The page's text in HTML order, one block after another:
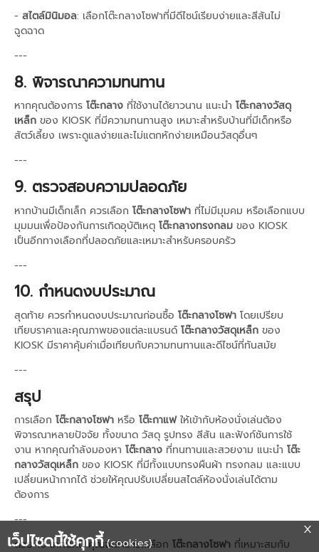
- สไตล์มินิมอล: เลือกโต๊ะกลางโซฟาที่มีดีไซน์เรียบง่ายและสีสันไม่
ฉูดฉาด
---
8. พิจารณาความทนทาน
หากคุณต้องการ โต๊ะกลาง ที่ใช้งานได้ยาวนาน แนะนำ โต๊ะกลางวัสดุ
เหล็ก ของ KIOSK ที่มีความทนทานสูง เหมาะสำหรับบ้านที่มีเด็กหรือ
สัตว์เลี้ยง เพราะดูแลง่ายและไม่แตกหักง่ายเหมือนวัสดุอื่นๆ
---
9. ตรวจสอบความปลอดภัย
หากบ้านมีเด็กเล็ก ควรเลือก โต๊ะกลางโซฟา ที่ไม่มีมุมคม หรือเลือกแบบ
มุมมนเพื่อป้องกันการเกิดอุบัติเหตุ โต๊ะกลางทรงกลม ของ KIOSK
เป็นอีกทางเลือกที่ปลอดภัยและเหมาะสำหรับครอบครัว
---
10. กำหนดงบประมาณ
สุดท้าย ควรกำหนดงบประมาณก่อนซื้อ โต๊ะกลางโซฟา โดยเปรียบ
เทียบราคาและคุณภาพของแต่ละแบรนด์ โต๊ะกลางวัสดุเหล็ก ของ
KIOSK มีราคาคุ้มค่าเมื่อเทียบกับความทนทานและดีไซน์ที่ทันสมัย
---
สรุป
การเลือก โต๊ะกลางโซฟา หรือ โต๊ะกาแฟให้เข้ากับห้องนั่งเล่นต้อง
พิจารณาหลายปัจจัย ทั้งขนาด วัสดุ รูปทรง สีสัน และฟังก์ชันการใช้
งาน หากคุณกำลังมองหา โต๊ะกลาง ที่ทนทานและสวยงาม แนะนำ โต๊ะ
กลางวัสดุเหล็ก ของ KIOSK ที่มีทั้งแบบทรงผืนผ้า ทรงกลม และแบบ
เปลี่ยนหน้ากากได้ ช่วยให้คุณปรับเปลี่ยนสไตล์ห้องนั่งเล่นได้ตาม
ต้องการ
---
ด้วย 10 เทคนิคนี้ คุณจะสามารถเลือก โต๊ะกลางโซฟา ที่เหมาะสมกับ
เว็ปไซดนี้ใช้คุกกี้ (cookies)